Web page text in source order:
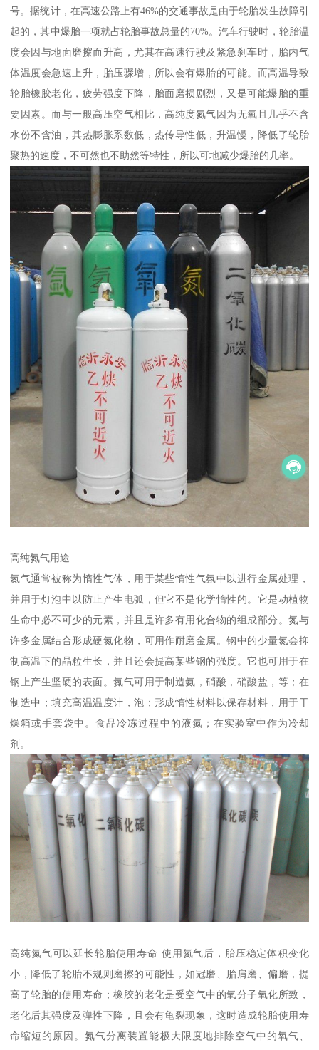
号。据统计，在高速公路上有46%的交通事故是由于轮胎发生故障引
起的，其中爆胎一项就占轮胎事故总量的70%。汽车行驶时，轮胎温
度会因与地面磨擦而升高，尤其在高速行驶及紧急刹车时，胎内气
体温度会急速上升，胎压骤增，所以会有爆胎的可能。而高温导致
轮胎橡胶老化，疲劳强度下降，胎面磨损剧烈，又是可能爆胎的重
要因素。而与一般高压空气相比，高纯度氮气因为无氧且几乎不含
水份不含油，其热膨胀系数低，热传导性低，升温慢，降低了轮胎
聚热的速度，不可然也不助然等特性，所以可地减少爆胎的几率。
高纯氮气用途
氮气通常被称为惰性气体，用于某些惰性气氛中以进行金属处理，
并用于灯泡中以防止产生电弧，但它不是化学惰性的。它是动植物
生命中必不可少的元素，并且是许多有用化合物的组成部分。氮与
许多金属结合形成硬氮化物，可用作耐磨金属。钢中的少量氮会抑
制高温下的晶粒生长，并且还会提高某些钢的强度。它也可用于在
钢上产生坚硬的表面。氮气可用于制造氨，硝酸，硝酸盐，等；在
制造中；填充高温温度计，泡；形成惰性材料以保存材料，用于干
燥箱或手套袋中。食品冷冻过程中的液氮；在实验室中作为冷却
剂。
高纯氮气可以延长轮胎使用寿命 使用氮气后，胎压稳定体积变化
小，降低了轮胎不规则磨擦的可能性，如冠磨、胎肩磨、偏磨，提
高了轮胎的使用寿命；橡胶的老化是受空气中的氧分子氧化所致，
老化后其强度及弹性下降，且会有龟裂现象，这时造成轮胎使用寿
命缩短的原因。氮气分离装置能极大限度地排除空气中的氧气、